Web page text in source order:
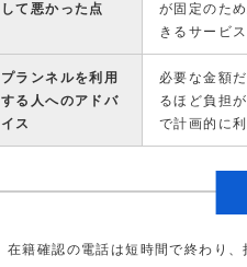
して悪かった点
が固定のた
きるサービ
プランネルを利用
する人へのアドバ
イス
必要な金額
るほど負担
で計画的に
在籍確認の電話は短時間で終わり